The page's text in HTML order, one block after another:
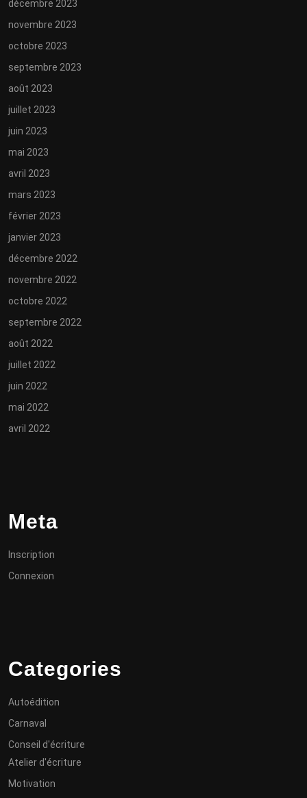
décembre 2023
novembre 2023
octobre 2023
septembre 2023
août 2023
juillet 2023
juin 2023
mai 2023
avril 2023
mars 2023
février 2023
janvier 2023
décembre 2022
novembre 2022
octobre 2022
septembre 2022
août 2022
juillet 2022
juin 2022
mai 2022
avril 2022
Meta
Inscription
Connexion
Categories
Autoédition
Carnaval
Conseil d'écriture
Atelier d'écriture
Motivation